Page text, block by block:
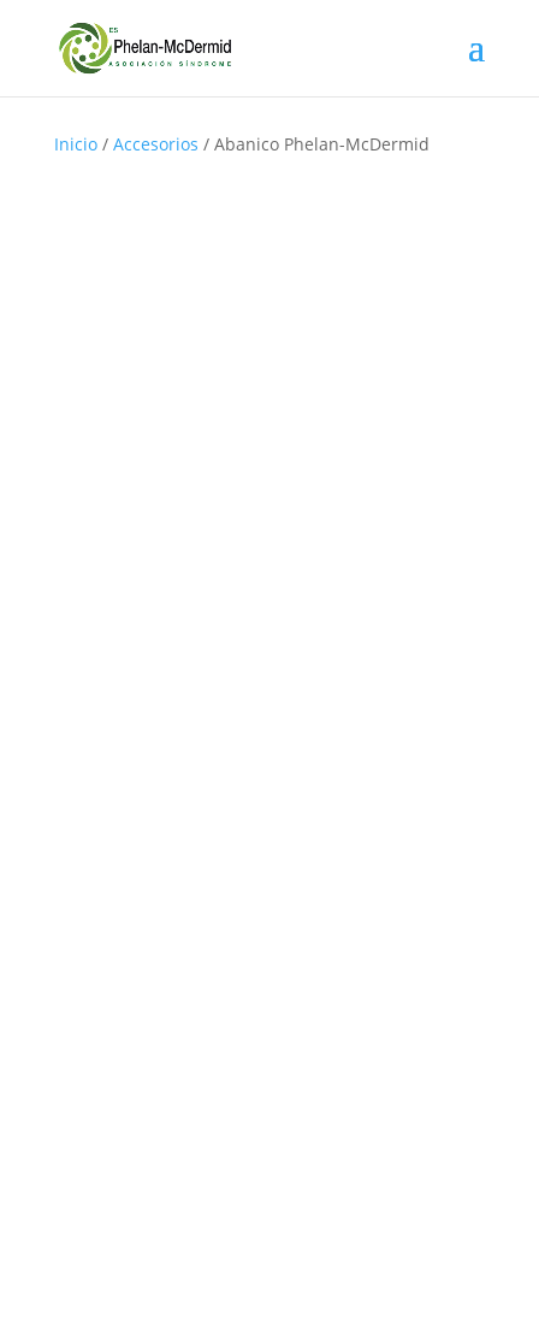
Inicio/ Accesorios / Abanico Phelan-McDermid